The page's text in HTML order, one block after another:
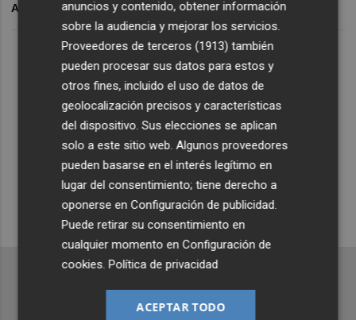
Lo Más Escuchado
Suscríbete al canal de
Whatsapp
Siempre al día de las últimas noticias
¡Quiero suscribirme!
ARCHIVADO ENanuncios y contenido, obtener información
sobre la audiencia y mejorar los servicios.
Proveedores de terceros (1913) también
pueden procesar sus datos para estos y
otros fines, incluido el uso de datos de
geolocalización precisos y características
del dispositivo. Sus elecciones se aplican
solo a este sitio web. Algunos proveedores
pueden basarse en el interés legítimo en
lugar del consentimiento; tiene derecho a
oponerse enConfiguración de publicidad.
Puede retirar su consentimiento en
cualquier momento enConfiguración de
cookies.Política de privacidad
ACEPTAR TODO